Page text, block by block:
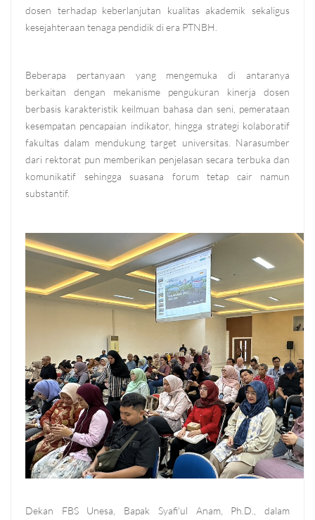
dosen terhadap keberlanjutan kualitas akademik sekaligus
kesejahteraan tenaga pendidik di era PTNBH.
Beberapa pertanyaan yang mengemuka di antaranya
berkaitan dengan mekanisme pengukuran kinerja dosen
berbasis karakteristik keilmuan bahasa dan seni, pemerataan
kesempatan pencapaian indikator, hingga strategi kolaboratif
fakultas dalam mendukung target universitas. Narasumber
dari rektorat pun memberikan penjelasan secara terbuka dan
komunikatif sehingga suasana forum tetap cair namun
substantif.
Dekan FBS Unesa, Bapak Syafi'ul Anam, Ph.D., dalam